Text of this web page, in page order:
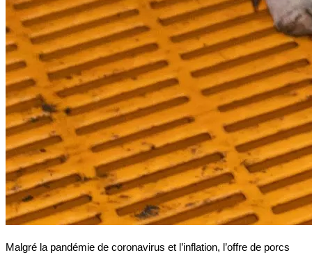
Malgré la pandémie de coronavirus et l’inflation, l’offre de porcs